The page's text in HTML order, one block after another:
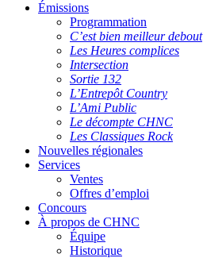
Émissions
Programmation
C’est bien meilleur debout
Les Heures complices
Intersection
Sortie 132
L’Entrepôt Country
L’Ami Public
Le décompte CHNC
Les Classiques Rock
Nouvelles régionales
Services
Ventes
Offres d’emploi
Concours
À propos de CHNC
Équipe
Historique